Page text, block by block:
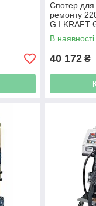
Спотер для
ремонту
G.I.KRAFT
В наявності
40 172 ₴